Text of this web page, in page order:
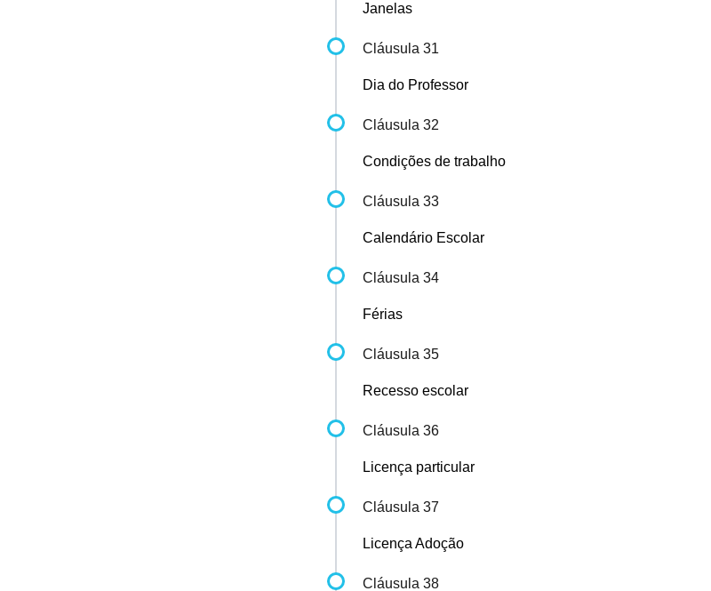
Janelas
Cláusula 31
Dia do Professor
Cláusula 32
Condições de trabalho
Cláusula 33
Calendário Escolar
Cláusula 34
Férias
Cláusula 35
Recesso escolar
Cláusula 36
Licença particular
Cláusula 37
Licença Adoção
Cláusula 38